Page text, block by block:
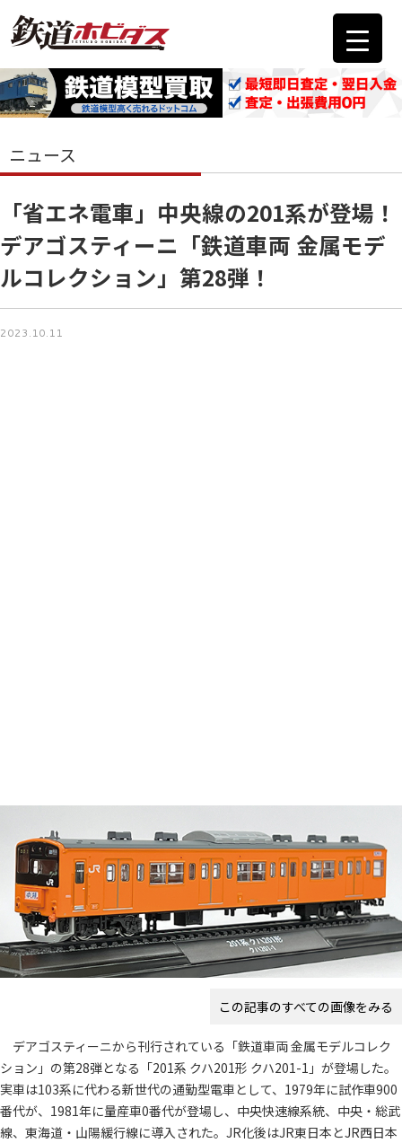
ニュース
「省エネ電車」中央線の201系が登場！
デアゴスティーニ「鉄道車両 金属モデ
ルコレクション」第28弾！
2023.10.11
この記事のすべての画像をみる
デアゴスティーニから刊行されている「鉄道車両 金属モデルコレク
ション」の第28弾となる「201系 クハ201形 クハ201-1」が登場した。
実車は103系に代わる新世代の通勤型電車として、1979年に試作車900
番代が、1981年に量産車0番代が登場し、中央快速線系統、中央・総武
線、東海道・山陽緩行線に導入された。JR化後はJR東日本とJR西日本